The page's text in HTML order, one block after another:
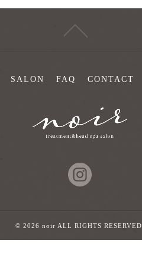
SALON FAQ CONTACT
© 2026 noir ALL RIGHTS RESERVED.